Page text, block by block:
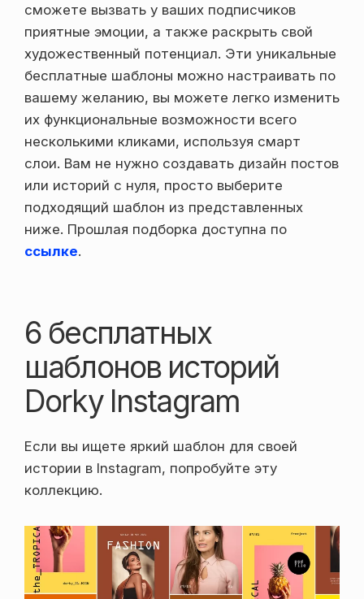
сможете вызвать у ваших подписчиков
приятные эмоции, а также раскрыть свой
художественный потенциал. Эти уникальные
бесплатные шаблоны можно настраивать по
вашему желанию, вы можете легко изменить
их функциональные возможности всего
несколькими кликами, используя смарт
слои. Вам не нужно создавать дизайн постов
или историй с нуля, просто выберите
подходящий шаблон из представленных
ниже. Прошлая подборка доступна по
ссылке.
6 бесплатных
шаблонов историй
Dorky Instagram
Если вы ищете яркий шаблон для своей
истории в Instagram, попробуйте эту
коллекцию.